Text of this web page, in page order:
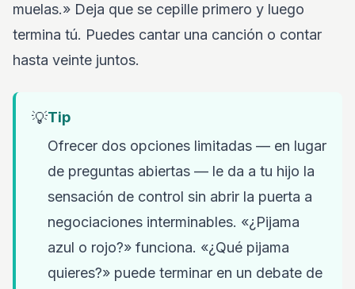
muelas.» Deja que se cepille primero y luego
termina tú. Puedes cantar una canción o contar
hasta veinte juntos.
💡Tip
Ofrecer dos opciones limitadas — en lugar
de preguntas abiertas — le da a tu hijo la
sensación de control sin abrir la puerta a
negociaciones interminables. «¿Pijama
azul o rojo?» funciona. «¿Qué pijama
quieres?» puede terminar en un debate de